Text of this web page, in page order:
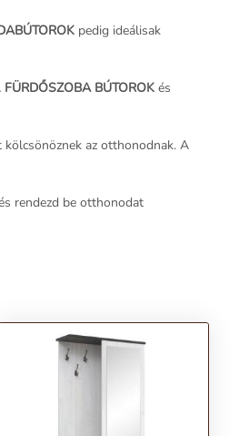
pedig ideálisak
FÜRDŐSZOBA BÚTOROK és
az otthonodnak. A
rendezd be otthonodat